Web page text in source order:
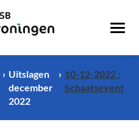
Uitslagen
december
2022
10-12-2022 :
Schaatsevent